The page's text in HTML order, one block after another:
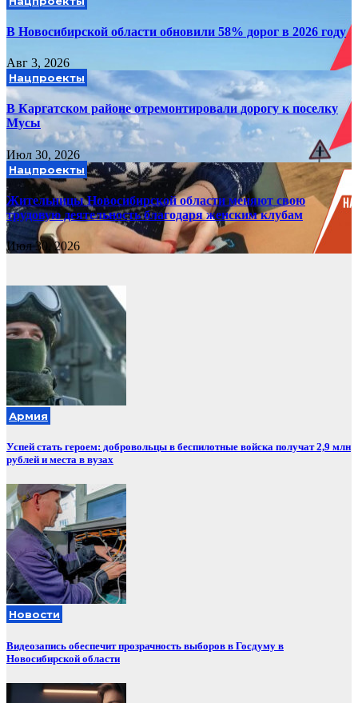
В Новосибирской области обновили 58% дорог в 2026 году
Авг 3, 2026
Нацпроекты
В Каргатском районе отремонтировали дорогу к поселку
Мусы
Июл 30, 2026
Нацпроекты
Жительницы Новосибирской области меняют свою
трудовую деятельность благодаря женским клубам
Июл 30, 2026
Армия
Успей стать героем: добровольцы в беспилотные войска получат 2,9 млн
рублей и места в вузах
Новости
Видеозапись обеспечит прозрачность выборов в Госдуму в
Новосибирской области